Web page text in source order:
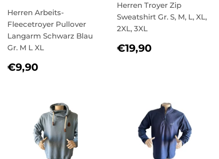
Herren Arbeits-
Fleecetroyer Pullover
Langarm Schwarz Blau
Gr. M L XL
NORMALER
PREIS
€9,90
Herren Troyer Zip
Sweatshirt Gr. S, M, L, XL,
2XL, 3XL
NORMALER
PREIS
€19,90